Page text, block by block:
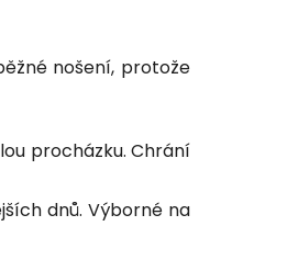
nošení, protože
procházku. Chrání
dnů. Výborné na